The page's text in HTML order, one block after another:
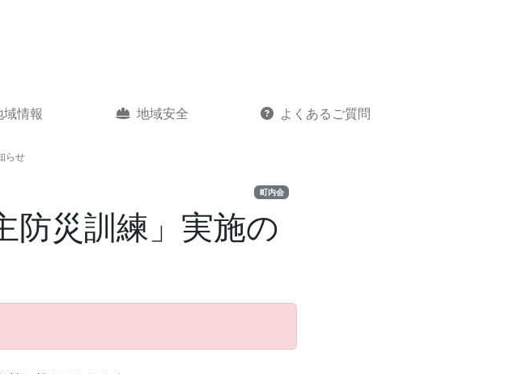
域情報 地域安全 よくあるご質問
らせ
町内会
防災訓練」実施の